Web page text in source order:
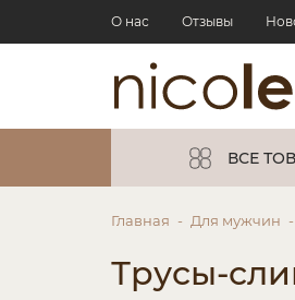
О нас Отзывы
ВСЕ
Главная Для мужчин
Трусы-